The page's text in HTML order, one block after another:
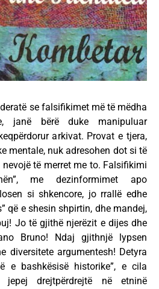
se falsifikimet më të mëdha
janë bërë duke manipuluar
arkivat. Provat e tjera,
mentale, nuk adresohen dot si të
të merret me to. Falsifikimi
me dezinformimet apo
si shkencore, jo rrallë edhe
që e shesin shpirtin, dhe mandej,
Jo të gjithë njerëzit e dijes dhe
Bruno! Ndaj gjithnjë lypsen
diversitete argumentesh! Detyra
e bashkësisë historike”, e cila
jepej drejtpërdrejtë në etninë